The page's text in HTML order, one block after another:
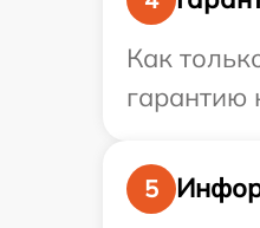
Как
гарантию
5